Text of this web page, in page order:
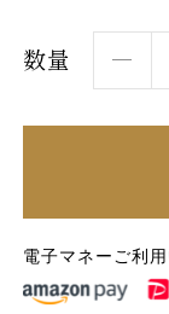
数量
電子マネーご利